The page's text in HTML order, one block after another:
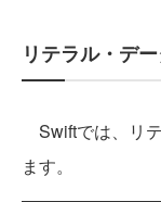
リテラル・デ
Swiftでは、リ
ます。